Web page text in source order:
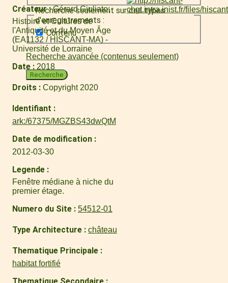
Recherche seulement sur ces types
d'enregistrements :
Contenu
Recherche avancée (contenus seulement)
Recherche
Créateur
Gérard Giuliato
Histoire et Cultures de
l'Antiquité et du Moyen Âge
(EA1132 / HISCANT-MA) -
Université de Lorraine
Date 2018
Droits Copyright 2020
Identifiant
ark:/67375/MGZBS43dwQtM
Date de modification
2012-03-30
Legende
Fenêtre médiane à niche du
premier étage.
Numero du Site 54512-01
Type Architecture château
Thematique Principale
habitat fortifié